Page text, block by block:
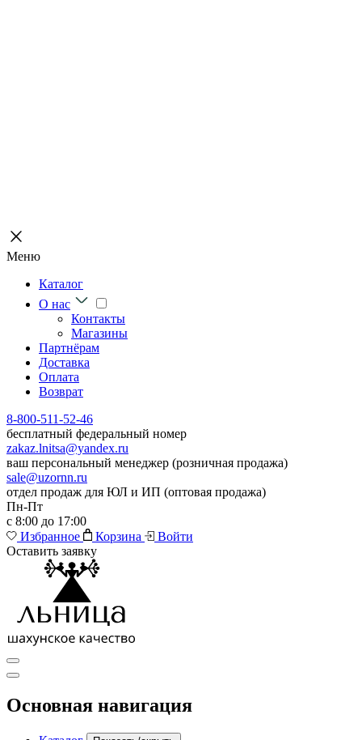
Меню
Каталог
О нас
Контакты
Магазины
Партнёрам
Доставка
Оплата
Возврат
8-800-511-52-46
бесплатный федеральный номер
zakaz.lnitsa@yandex.ru
ваш персональный менеджер (розничная продажа)
sale@uzornn.ru
отдел продаж для ЮЛ и ИП (оптовая продажа)
Пн-Пт
с 8:00 до 17:00
Избранное
Корзина
Войти
Оставить заявку
Основная навигация